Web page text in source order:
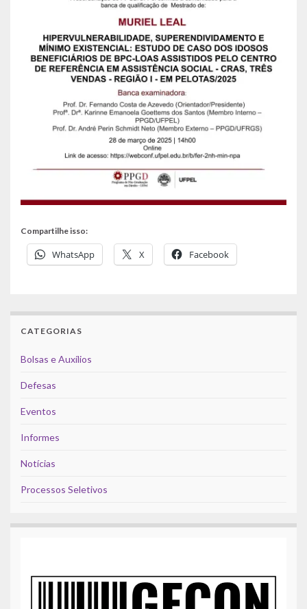
Compartilhe isso:
WhatsApp X Facebook
CATEGORIAS
Bolsas e Auxílios
Defesas
Eventos
Informes
Notícias
Processos Seletivos